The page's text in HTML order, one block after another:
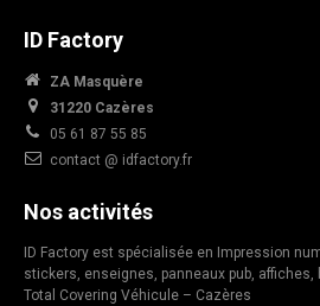
ID Factory
ZA Masquère
31220 Cazères
05 61 87 55 85
contact @ idfactory.fr
Nos activités
ID Factory est spécialisée en Impression
stickers, enseignes, panneaux pub,
Total Covering Véhicule – Cazères